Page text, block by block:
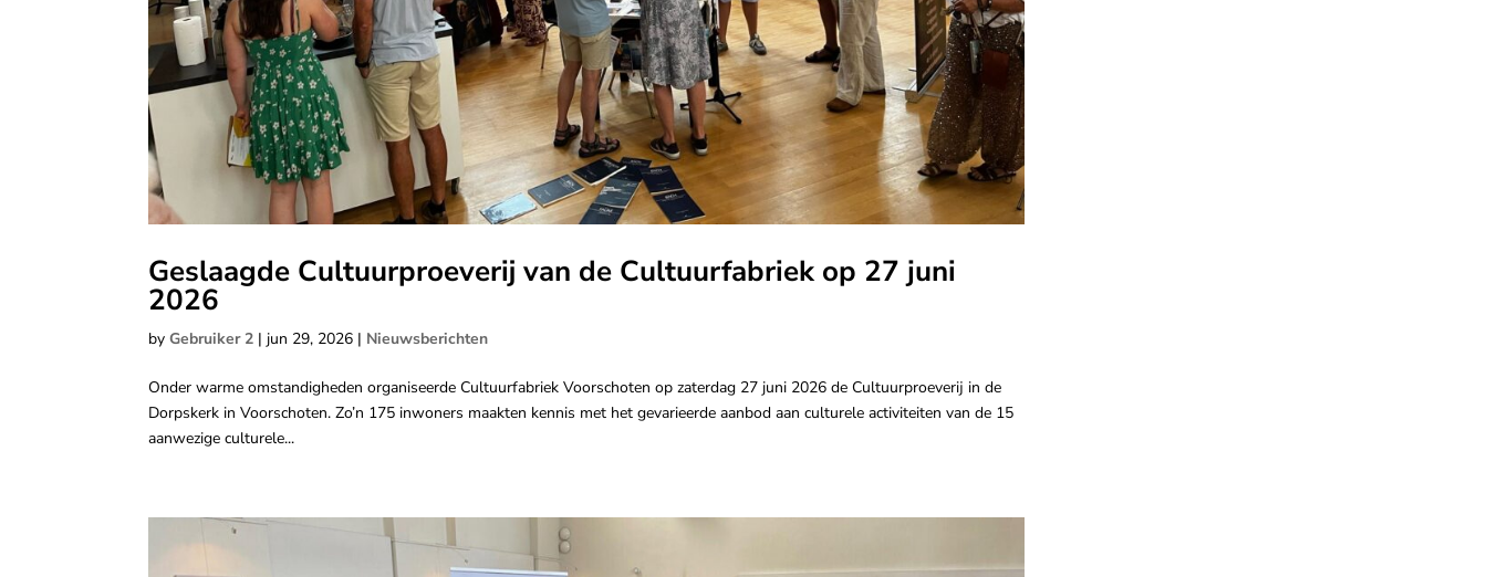
Geslaagde Cultuurproeverij van de Cultuurfabriek op 27 juni
2026
byGebruiker 2 | jun 29, 2026 | Nieuwsberichten
Onder warme omstandigheden organiseerde Cultuurfabriek Voorschoten op zaterdag 27 juni 2026 de Cultuurproeverij in de
Dorpskerk in Voorschoten. Zo’n 175 inwoners maakten kennis met het gevarieerde aanbod aan culturele activiteiten van de 15
aanwezige culturele...